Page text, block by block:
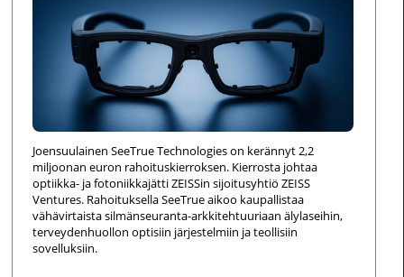
Joensuulainen SeeTrue Technologies on kerännyt 2,2
miljoonan euron rahoituskierroksen. Kierrosta johtaa
optiikka- ja fotoniikkajätti ZEISSin sijoitusyhtiö ZEISS
Ventures. Rahoituksella SeeTrue aikoo kaupallistaa
vähävirtaista silmänseuranta-arkkitehtuuriaan älylaseihin,
terveydenhuollon optisiin järjestelmiin ja teollisiin
sovelluksiin.